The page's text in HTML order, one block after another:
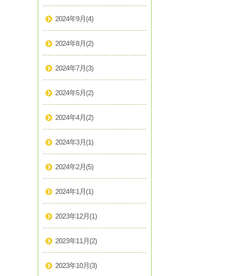
2024年9月(4)
2024年8月(2)
2024年7月(3)
2024年5月(2)
2024年4月(2)
2024年3月(1)
2024年2月(5)
2024年1月(1)
2023年12月(1)
2023年11月(2)
2023年10月(3)